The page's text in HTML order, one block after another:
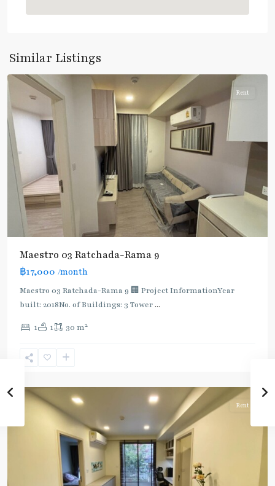
Similar Listings
Ratchada/Huaykwang/Rama9
Rent
Maestro 03 Ratchada-Rama 9
฿17,000 /month
Maestro 03 Ratchada-Rama 9 🏢 Project InformationYear
built: 2018No. of Buildings: 3 Tower...
1 1 30 m2
Phra
,
Rent